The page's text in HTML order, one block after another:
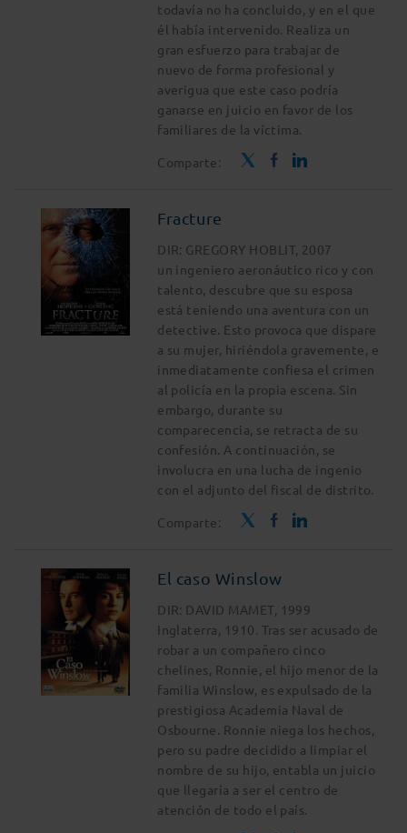
todavía no ha concluido, y en el que
él había intervenido. Realiza un
gran esfuerzo para trabajar de
nuevo de forma profesional y
averigua que este caso podría
ganarse en juicio en favor de los
familiares de la víctima.
Comparte:
Fracture
DIR: GREGORY HOBLIT, 2007
un ingeniero aeronáutico rico y con
talento, descubre que su esposa
está teniendo una aventura con un
detective. Esto provoca que dispare
a su mujer, hiriéndola gravemente, e
inmediatamente confiesa el crimen
al policía en la propia escena. Sin
embargo, durante su
comparecencia, se retracta de su
confesión. A continuación, se
involucra en una lucha de ingenio
con el adjunto del fiscal de distrito.
Comparte:
El caso Winslow
DIR: DAVID MAMET, 1999
Inglaterra, 1910. Tras ser acusado de
robar a un compañero cinco
chelines, Ronnie, el hijo menor de la
familia Winslow, es expulsado de la
prestigiosa Academia Naval de
Osbourne. Ronnie niega los hechos,
pero su padre decidido a limpiar el
nombre de su hijo, entabla un juicio
que llegaría a ser el centro de
atención de todo el país.